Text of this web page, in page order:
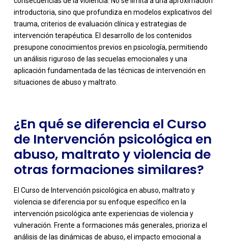
introductoria, sino que profundiza en modelos explicativos del
trauma, criterios de evaluación clínica y estrategias de
intervención terapéutica. El desarrollo de los contenidos
presupone conocimientos previos en psicología, permitiendo
un análisis riguroso de las secuelas emocionales y una
aplicación fundamentada de las técnicas de intervención en
situaciones de abuso y maltrato.
-
¿En qué se diferencia el Curso
de Intervención psicológica en
abuso, maltrato y violencia de
otras formaciones similares?
El Curso de Intervención psicológica en abuso, maltrato y
violencia se diferencia por su enfoque específico en la
intervención psicológica ante experiencias de violencia y
vulneración. Frente a formaciones más generales, prioriza el
análisis de las dinámicas de abuso, el impacto emocional a